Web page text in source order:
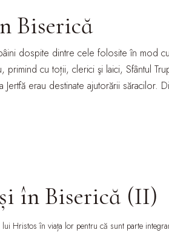
Biserică
dospite dintre cele folosite în mod
primind cu toții, clerici şi laici, Sfântul
erau destinate ajutorării
în Biserică (II)
Hristos în viața lor pentru că sunt parte